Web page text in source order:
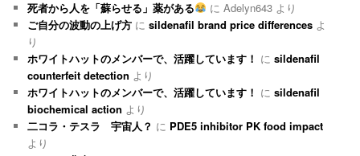
死者から人を「蘇らせる」薬がある に Adelyn643より
ご自分の波動の上げ方 にsildenafil brand price differences よ
り
ホワイトハットのメンバーで、活躍しています！ にsildenafil
counterfeit detection より
ホワイトハットのメンバーで、活躍しています！ にsildenafil
biochemical action より
二コラ・テスラ 宇宙人？ に PDE5 inhibitor PK food impact
より